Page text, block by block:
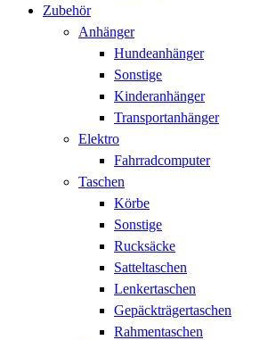
Zubehör
Anhänger
Hundeanhänger
Sonstige
Kinderanhänger
Transportanhänger
Elektro
Fahrradcomputer
Taschen
Körbe
Sonstige
Rucksäcke
Satteltaschen
Lenkertaschen
Gepäckträgertaschen
Rahmentaschen